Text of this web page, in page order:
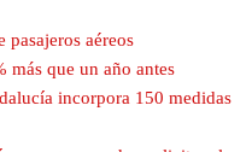
aéreos
más que un año antes
incorpora 150 medidas